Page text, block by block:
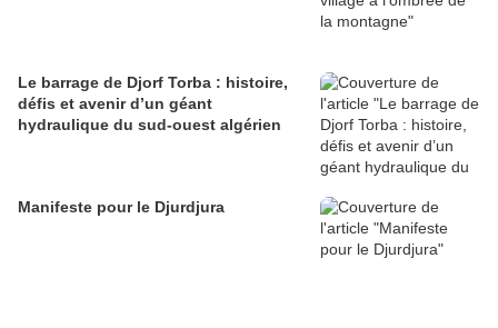
Le barrage de Djorf Torba : histoire,
défis et avenir d’un géant
hydraulique du sud-ouest algérien
Manifeste pour le Djurdjura